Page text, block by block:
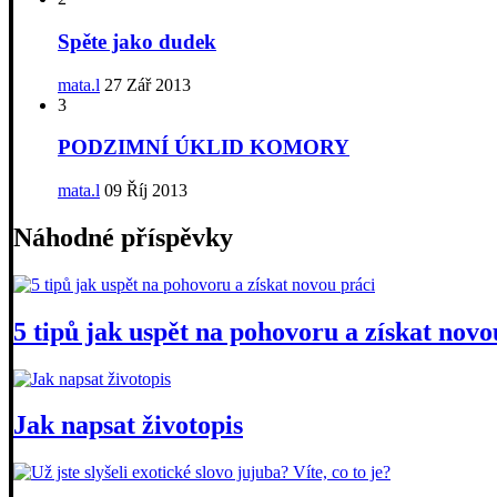
Spěte jako dudek
mata.l 27 Zář 2013
3
PODZIMNÍ ÚKLID KOMORY
mata.l 09 Říj 2013
Náhodné příspěvky
5 tipů jak uspět na pohovoru a získat
Jak napsat životopis